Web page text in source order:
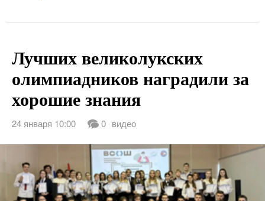
Лучших великолукских
олимпиадников наградили за
хорошие знания
24 января 10:00 0 видео